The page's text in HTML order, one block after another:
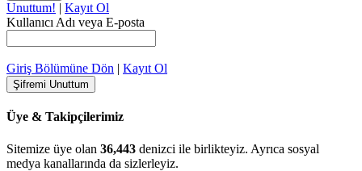
Unuttum! | Kayıt Ol
Kullanıcı Adı veya E-posta
Giriş Bölümüne Dön | Kayıt Ol
Üye & Takipçilerimiz
Sitemize üye olan 36,443 denizci ile birlikteyiz. Ayrıca sosyal
medya kanallarında da sizlerleyiz.